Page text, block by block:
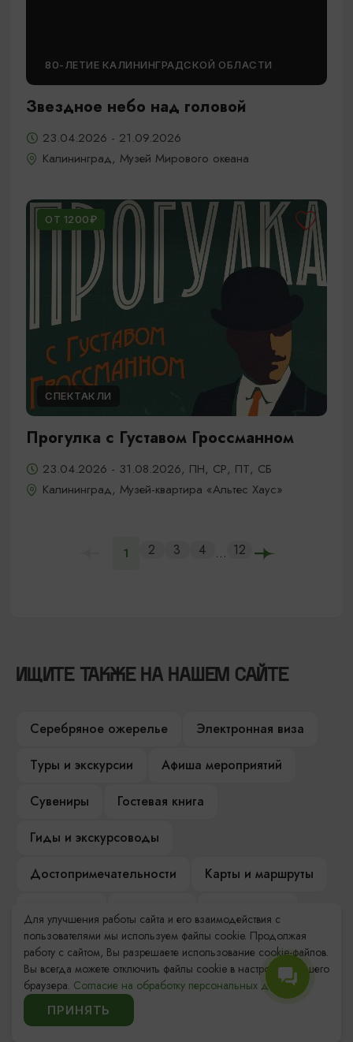
80-ЛЕТИЕ КАЛИНИНГРАДСКОЙ ОБЛАСТИ
Звездное небо над головой
23.04.2026 - 21.09.2026
Калининград, Музей Мирового океана
ОТ 1200₽
СПЕКТАКЛИ
Прогулка с Густавом Гроссманном
23.04.2026 - 31.08.2026, ПН, СР, ПТ, СБ
Калининград, Музей-квартира «Альтес Хаус»
1 2 3 4 ... 12
ИЩИТЕ ТАКЖЕ НА НАШЕМ САЙТЕ
Серебряное ожерелье
Электронная виза
Туры и экскурсии
Афиша мероприятий
Сувениры
Гостевая книга
Гиды и экскурсоводы
Достопримечательности
Карты и маршруты
Компас Балтийской кухни
Настоящий Калининградец
Музеи
Для улучшения работы сайта и его взаимодействия с
пользователями мы используем файлы cookie. Продолжая
работу с сайтом, Вы разрешаете использование cookie-файлов.
Вы всегда можете отключить файлы cookie в настройках Вашего
браузера. Согласие на обработку персональных данных.
ПРИНЯТЬ